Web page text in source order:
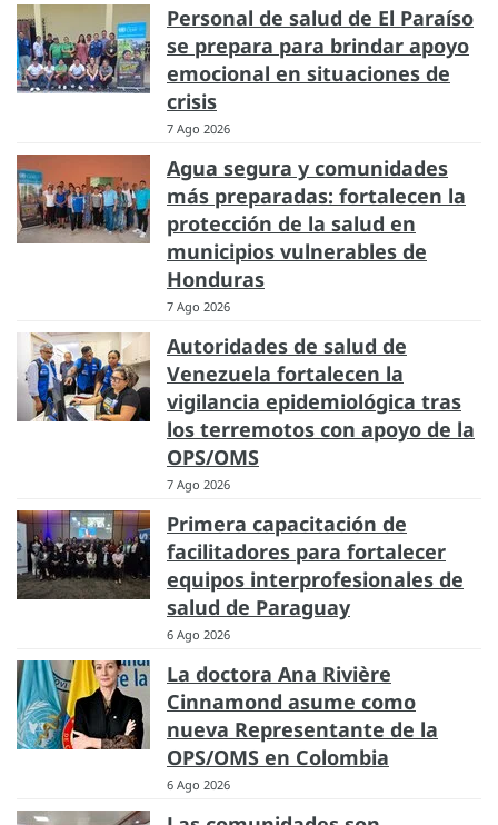
Personal de salud de El Paraíso
se prepara para brindar apoyo
emocional en situaciones de
crisis
7 Ago 2026
Agua segura y comunidades
más preparadas: fortalecen la
protección de la salud en
municipios vulnerables de
Honduras
7 Ago 2026
Autoridades de salud de
Venezuela fortalecen la
vigilancia epidemiológica tras
los terremotos con apoyo de la
OPS/OMS
7 Ago 2026
Primera capacitación de
facilitadores para fortalecer
equipos interprofesionales de
salud de Paraguay
6 Ago 2026
La doctora Ana Rivière
Cinnamond asume como
nueva Representante de la
OPS/OMS en Colombia
6 Ago 2026